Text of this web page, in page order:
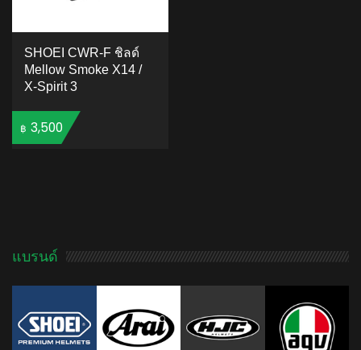
SHOEI CWR-F ชิลด์
Mellow Smoke X14 /
X-Spirit 3
฿ 3,500
แบรนด์